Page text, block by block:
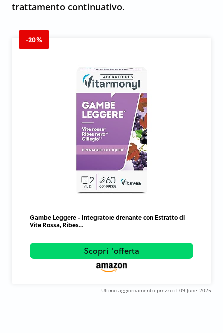
trattamento continuativo.
-20%
Gambe Leggere - Integratore drenante con Estratto di
Vite Rossa, Ribes...
Scopri l'offerta
Ultimo aggiornamento prezzo il 09 June 2025